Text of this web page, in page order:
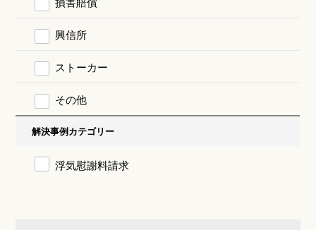
興信所
ストーカー
その他
解決事例カテゴリー
浮気慰謝料請求